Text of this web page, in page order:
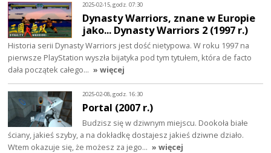
2025-02-15, godz. 07:30
Dynasty Warriors, znane w Europie
jako... Dynasty Warriors 2 (1997 r.)
Historia serii Dynasty Warriors jest dość nietypowa. W roku 1997 na
pierwsze PlayStation wyszła bijatyka pod tym tytułem, która de facto
dała początek całego… » więcej
2025-02-08, godz. 16:30
Portal (2007 r.)
Budzisz się w dziwnym miejscu. Dookoła białe
ściany, jakieś szyby, a na dokładkę dostajesz jakieś dziwne działo.
Wtem okazuje się, że możesz za jego… » więcej